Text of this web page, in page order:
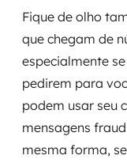
Fique de olho
que chegam de
especialmente
pedirem para
podem usar seu
mensagens
mesma forma,